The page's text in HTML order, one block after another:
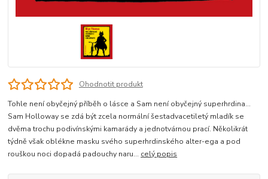
Ohodnotit produkt
Tohle není obyčejný příběh o lásce a Sam není obyčejný superhrdina...
Sam Holloway se zdá být zcela normální šestadvacetiletý mladík se
dvěma trochu podivínskými kamarády a jednotvárnou prací. Několikrát
týdně však oblékne masku svého superhrdinského alter-ega a pod
rouškou noci dopadá padouchy naru... celý popis